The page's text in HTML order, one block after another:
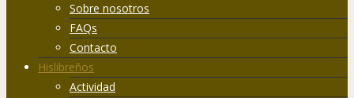
Sobre nosotros
FAQs
Contacto
Hislibreños
Actividad